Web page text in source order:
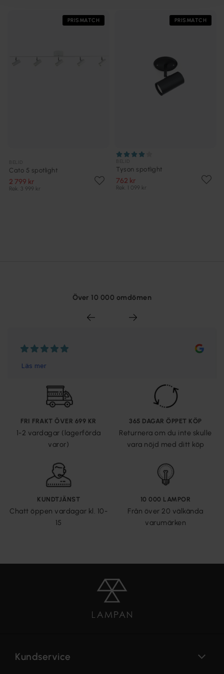
PRISMATCH
Cato 5 spotlight
2 799 kr
Rek. 3 999 kr
PRISMATCH
Tyson spotlight
762 kr
Rek. 1 099 kr
Över 10 000 omdömen
FRI FRAKT ÖVER 699 KR
1-2 vardagar (lagerförda
varor)
365 DAGAR ÖPPET KÖP
Returnera om du inte skulle
vara nöjd med ditt köp
KUNDTJÄNST
Chatt öppen vardagar kl. 10-
15
10 000 LAMPOR
Från över 20 välkända
varumärken
Kundservice